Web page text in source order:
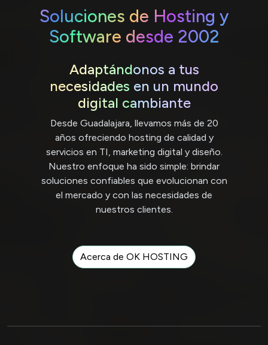
Soluciones de Hosting y
Software desde 2002
Adaptándonos a tus
necesidades en un mundo
digital cambiante
Desde Guadalajara, llevamos más de 20
años ofreciendo hosting de calidad y
servicios en TI, marketing digital y diseño.
Nuestro enfoque ha sido simple: brindar
soluciones confiables que evolucionan con
el mercado y con las necesidades de
nuestros clientes.
Acerca de OK HOSTING